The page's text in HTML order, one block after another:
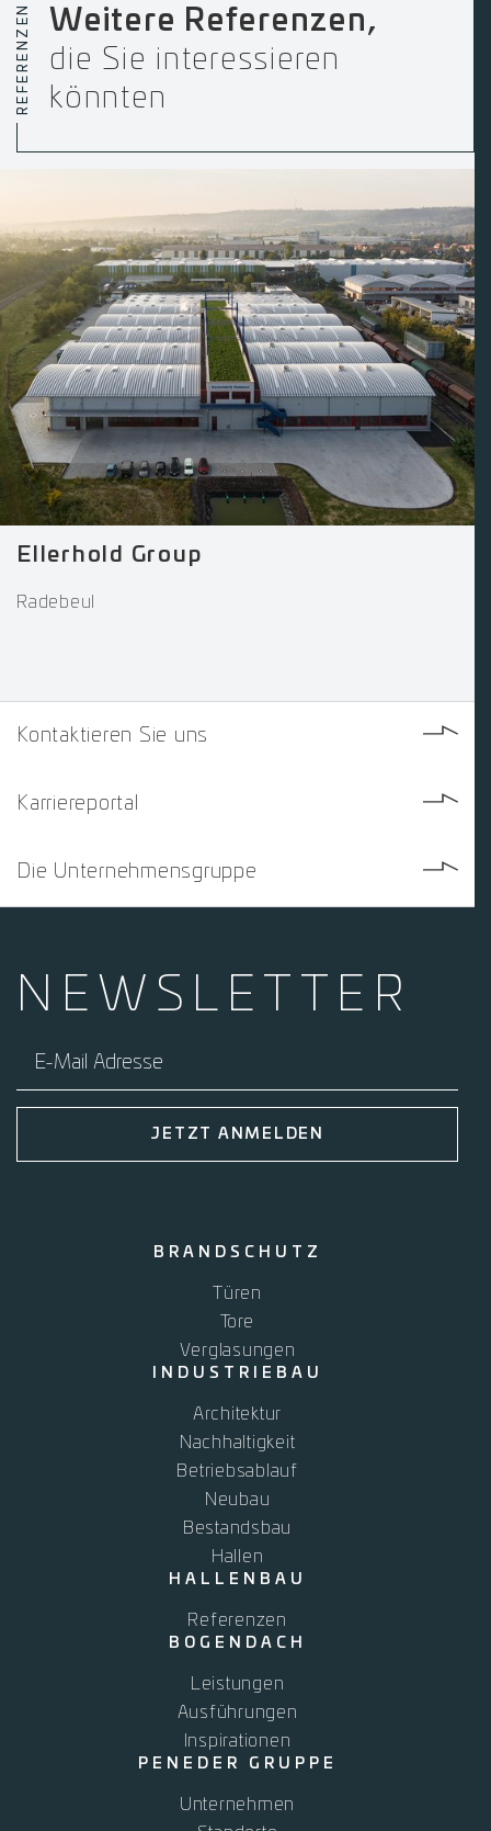
REFERENZEN
Weitere Referenzen,
die Sie interessieren
könnten
Ellerhold Group
Radebeul
Kontaktieren Sie uns
Karriereportal
Die Unternehmensgruppe
NEWS­ LETTER
E-Mail Adresse
JETZT ANMELDEN
BRANDSCHUTZ
Türen
Tore
Verglasungen
INDUSTRIEBAU
Architektur
Nachhaltigkeit
Betriebsablauf
Neubau
Bestandsbau
Hallen
HALLENBAU
Referenzen
BOGENDACH
Leistungen
Ausführungen
Inspirationen
PENEDER GRUPPE
Unternehmen